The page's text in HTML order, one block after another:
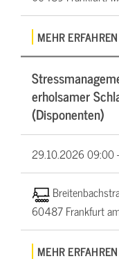
MEHR ERFAHREN
erholsamer
(Disponenten)
29.10.202609:00
60487 Frankfurt
MEHR ERFAHREN